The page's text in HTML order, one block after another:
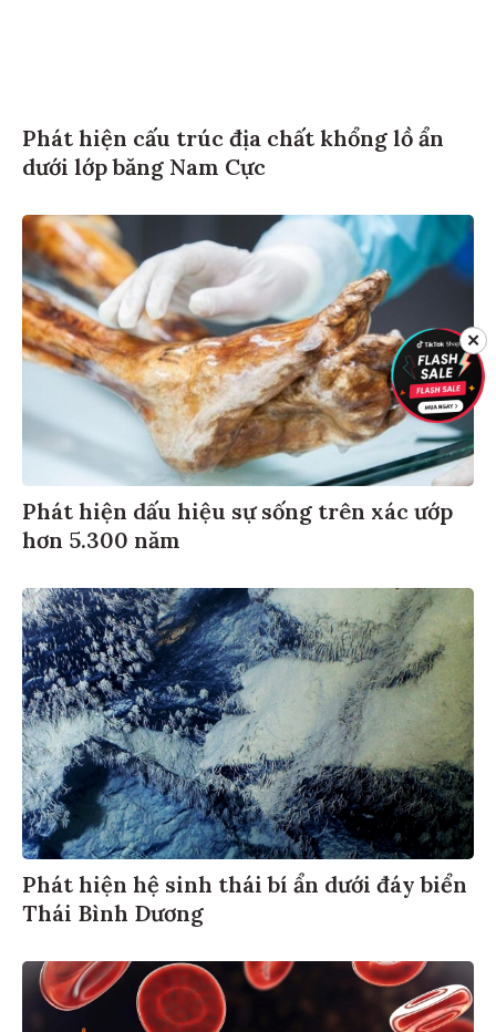
Phát hiện cấu trúc địa chất khổng lồ ẩn
dưới lớp băng Nam Cực
Phát hiện dấu hiệu sự sống trên xác ướp
hơn 5.300 năm
Phát hiện hệ sinh thái bí ẩn dưới đáy biển
Thái Bình Dương
✕